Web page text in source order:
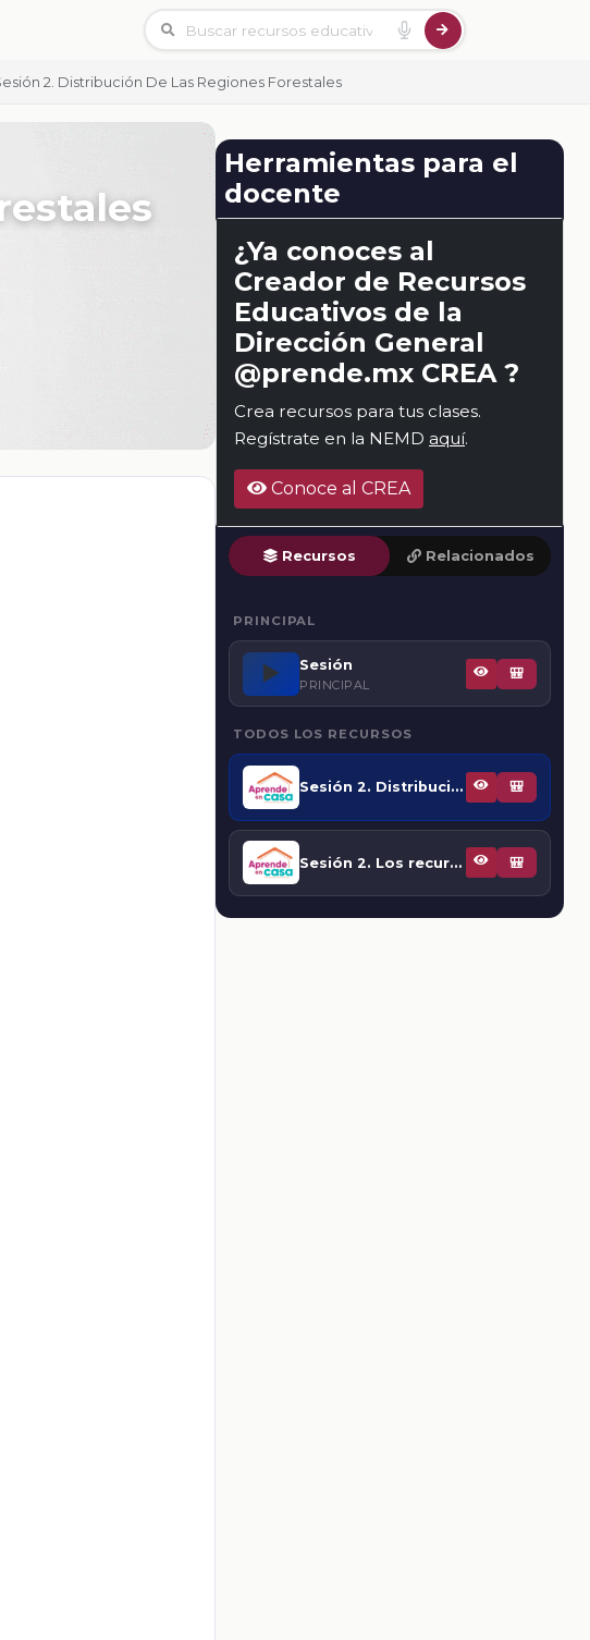
2. Distribución De Las Regiones Forestales
Herramientas para el
docente
¿Ya conoces al
Creador de Recursos
Educativos de la
Dirección General
@prende.mx CREA ?
Crea recursos para tus clases.
Regístrate en la NEMD aquí.
Conoce al CREA
Recursos Relacionados
PRINCIPAL
▶️ Sesión
PRINCIPAL
🎒
TODOS LOS RECURSOS
Sesión 2. Distribución de las regiones forestales 🎒
Sesión 2. Los recursos pesqueros 🎒